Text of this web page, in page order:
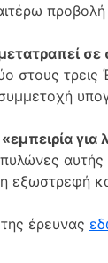
στους τρεις
για
εξωστρεφή
έρευνας